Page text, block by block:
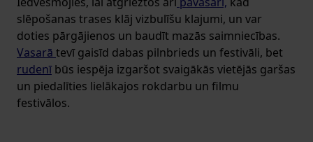
slēpošanas trases klāj vizbulīšu klajumi, un var
doties pārgājienos un baudīt mazās saimniecības.
Vasarā tevī gaisīd dabas pilnbrieds un festivāli, bet
rudenībūs iespēja izgaršot svaigākās vietējās garšas
un piedalīties lielākajos rokdarbu un filmu
festivālos.